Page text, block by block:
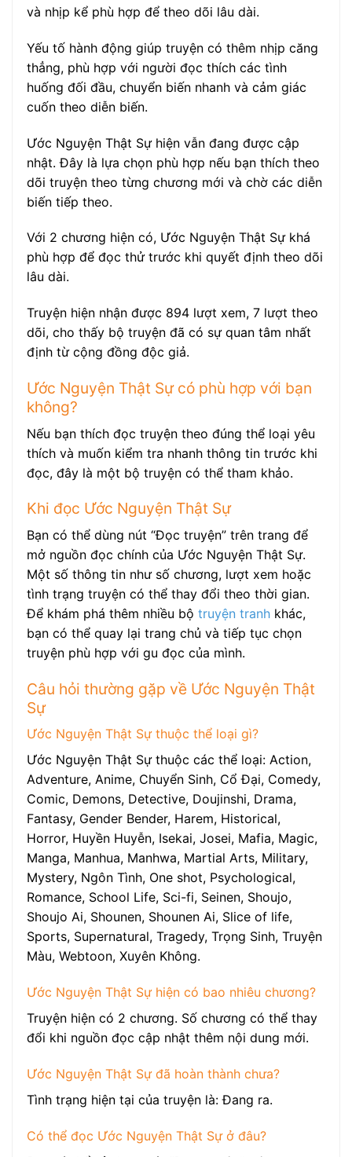
và nhịp kể phù hợp để theo dõi lâu dài.
Yếu tố hành động giúp truyện có thêm nhịp căng
thẳng, phù hợp với người đọc thích các tình
huống đối đầu, chuyển biến nhanh và cảm giác
cuốn theo diễn biến.
Ước Nguyện Thật Sự hiện vẫn đang được cập
nhật. Đây là lựa chọn phù hợp nếu bạn thích theo
dõi truyện theo từng chương mới và chờ các diễn
biến tiếp theo.
Với 2 chương hiện có, Ước Nguyện Thật Sự khá
phù hợp để đọc thử trước khi quyết định theo dõi
lâu dài.
Truyện hiện nhận được 894 lượt xem, 7 lượt theo
dõi, cho thấy bộ truyện đã có sự quan tâm nhất
định từ cộng đồng độc giả.
Ước Nguyện Thật Sự có phù hợp với bạn
không?
Nếu bạn thích đọc truyện theo đúng thể loại yêu
thích và muốn kiểm tra nhanh thông tin trước khi
đọc, đây là một bộ truyện có thể tham khảo.
Khi đọc Ước Nguyện Thật Sự
Bạn có thể dùng nút “Đọc truyện” trên trang để
mở nguồn đọc chính của Ước Nguyện Thật Sự.
Một số thông tin như số chương, lượt xem hoặc
tình trạng truyện có thể thay đổi theo thời gian.
Để khám phá thêm nhiều bộ truyện tranh khác,
bạn có thể quay lại trang chủ và tiếp tục chọn
truyện phù hợp với gu đọc của mình.
Câu hỏi thường gặp về Ước Nguyện Thật
Sự
Ước Nguyện Thật Sự thuộc thể loại gì?
Ước Nguyện Thật Sự thuộc các thể loại: Action,
Adventure, Anime, Chuyển Sinh, Cổ Đại, Comedy,
Comic, Demons, Detective, Doujinshi, Drama,
Fantasy, Gender Bender, Harem, Historical,
Horror, Huyền Huyễn, Isekai, Josei, Mafia, Magic,
Manga, Manhua, Manhwa, Martial Arts, Military,
Mystery, Ngôn Tình, One shot, Psychological,
Romance, School Life, Sci-fi, Seinen, Shoujo,
Shoujo Ai, Shounen, Shounen Ai, Slice of life,
Sports, Supernatural, Tragedy, Trọng Sinh, Truyện
Màu, Webtoon, Xuyên Không.
Ước Nguyện Thật Sự hiện có bao nhiêu chương?
Truyện hiện có 2 chương. Số chương có thể thay
đổi khi nguồn đọc cập nhật thêm nội dung mới.
Ước Nguyện Thật Sự đã hoàn thành chưa?
Tình trạng hiện tại của truyện là: Đang ra.
Có thể đọc Ước Nguyện Thật Sự ở đâu?